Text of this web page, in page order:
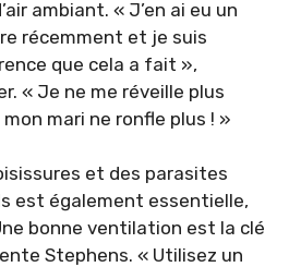
ambiant. « J’en ai eu un
récemment et je suis
que cela a fait »,
« Je ne me réveille plus
mari ne ronfle plus ! »
et des parasites
est également essentielle,
bonne ventilation est la clé
Stephens. « Utilisez un